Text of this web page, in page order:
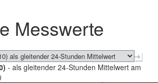
schließen
Messwerte
- als gleitender 24-Stunden Mittelwert am